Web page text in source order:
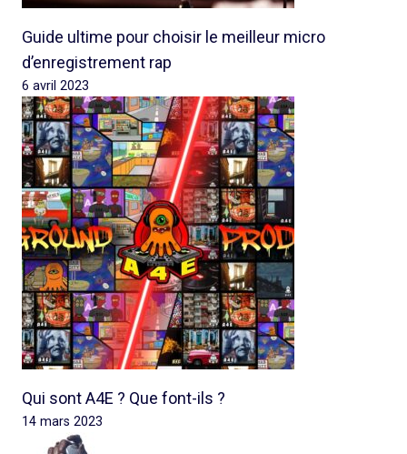
Guide ultime pour choisir le meilleur micro
d’enregistrement rap
6 avril 2023
Qui sont A4E ? Que font-ils ?
14 mars 2023